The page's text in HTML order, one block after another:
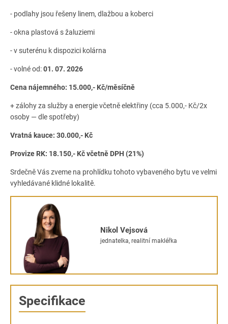
- podlahy jsou řešeny linem, dlažbou a koberci
- okna plastová s žaluziemi
- v suterénu k dispozici kolárna
- volné od:01. 07. 2026
Cena nájemného: 15.000,- Kč/měsíčně
+zálohy za služby a energie včetně elektřiny (cca 5.000,- Kč/2x
osoby — dle spotřeby)
Vratná kauce: 30.000,- Kč
Provize RK: 18.150,- Kč včetně DPH (21%)
Srdečně Vás zveme na prohlídku tohoto vybaveného bytu ve velmi
vyhledávané klidné lokalitě.
Nikol Vejsová
jednatelka, realitní makléřka
Specifikace